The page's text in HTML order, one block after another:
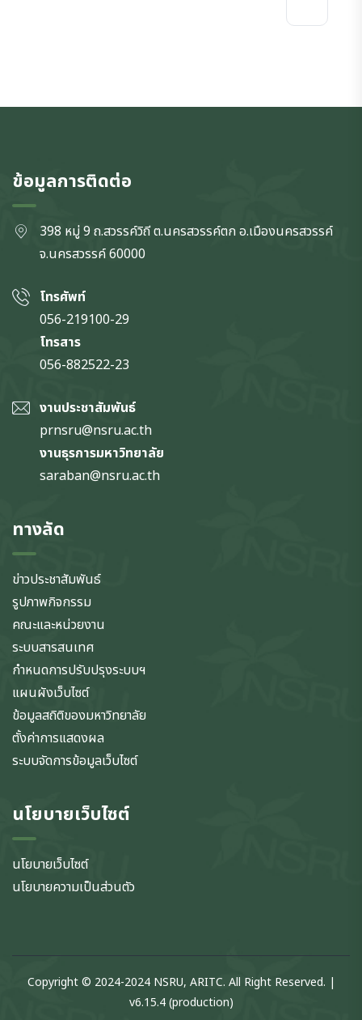
ข้อมูลการติดต่อ
398 หมู่ 9 ถ.สวรรค์วิถี ต.นครสวรรค์ตก อ.เมืองนครสวรรค์
จ.นครสวรรค์60000
โทรศัพท์
056-219100-29
โทรสาร
056-882522-23
งานประชาสัมพันธ์
prnsru@nsru.ac.th
งานธุรการมหาวิทยาลัย
saraban@nsru.ac.th
ทางลัด
ข่าวประชาสัมพันธ์
รูปภาพกิจกรรม
คณะและหน่วยงาน
ระบบสารสนเทศ
กำหนดการปรับปรุงระบบฯ
แผนผังเว็บไซต์
ข้อมูลสถิติของมหาวิทยาลัย
ตั้งค่าการแสดงผล
ระบบจัดการข้อมูลเว็บไซต์
นโยบายเว็บไซต์
นโยบายเว็บไซต์
นโยบายความเป็นส่วนตัว
Copyright © 2024-2024 NSRU, ARITC. All Right Reserved. |
v6.15.4 (production)